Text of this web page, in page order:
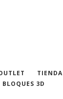
TIENDA
BLOQUES 3D